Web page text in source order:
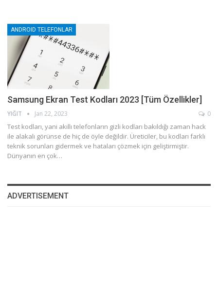
ANDROID TELEFONLAR
Samsung Ekran Test Kodları 2023 [Tüm Özellikler]
YIĞIT Jan 22, 2023 0
Test kodları, yani akıllı telefonların gizli kodları bakıldığı zaman hack
ile alakalı görünse de hiç de öyle değildir. Üreticiler, bu kodları farklı
teknik sorunları gidermek ve hataları çözmek için geliştirmiştir.
Dünyanın en çok…
ADVERTISEMENT